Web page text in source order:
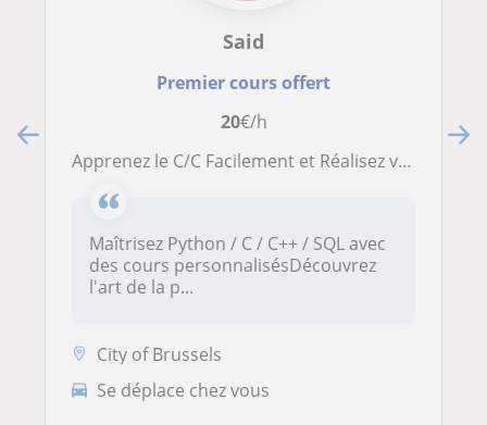
Said
Premier cours offert
20€/h
Apprenez le C/C Facilement et Réalisez vos Premiers Projets
Maîtrisez Python / C / C++ / SQL avec
des cours personnalisésDécouvrez
l'art de la p...
City of Brussels
Se déplace chez vous